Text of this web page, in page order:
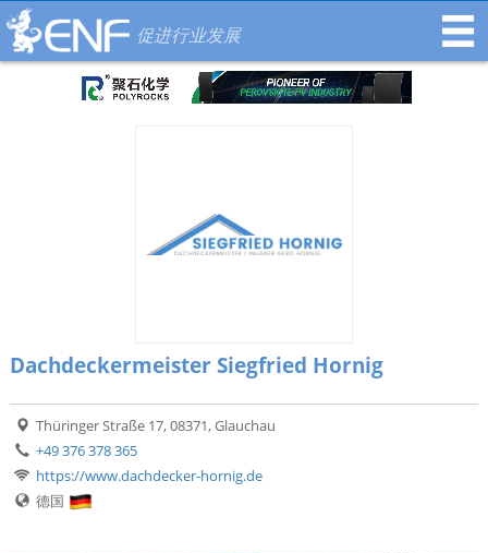
促进行业发展
Dachdeckermeister Siegfried Hornig
Thüringer Straße 17, 08371, Glauchau
+49 376 378 365
https://www.dachdecker-hornig.de
德国